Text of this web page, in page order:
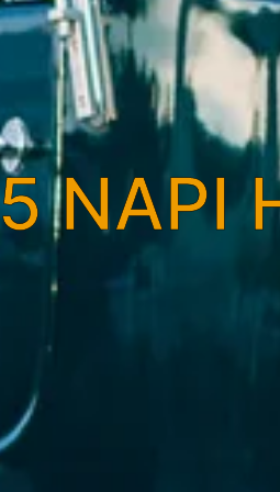
NAPI